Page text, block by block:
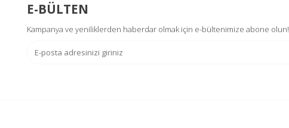
E-BÜLTEN
Kampanya ve yeniliklerden haberdar olmak için e-bültenimize abone olun!